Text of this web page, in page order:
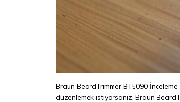
Braun BeardTrimmer BT5090 İnceleme
düzenlemek istiyorsanız, Braun